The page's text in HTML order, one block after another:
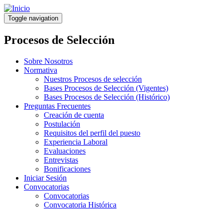
Pasar
al
contenido
principal
Toggle navigation
Procesos de Selección
Sobre Nosotros
Normativa
Nuestros Procesos de selección
Bases Procesos de Selección (Vigentes)
Bases Procesos de Selección (Histórico)
Preguntas Frecuentes
Creación de cuenta
Postulación
Requisitos del perfil del puesto
Experiencia Laboral
Evaluaciones
Entrevistas
Bonificaciones
Iniciar Sesión
Convocatorias
Convocatorias
Convocatoria Histórica